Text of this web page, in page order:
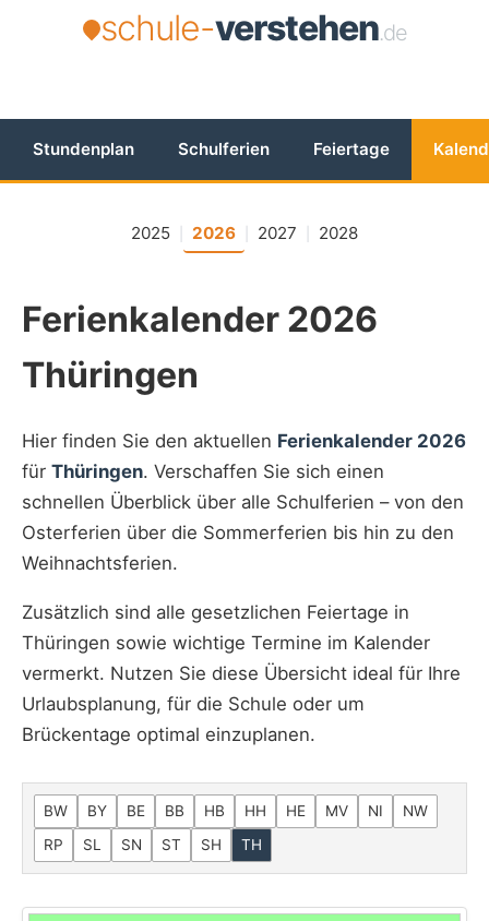
schule-verstehen.de
Stundenplan Schulferien Feiertage
2025 2026 2027 2028
Ferienkalender 2026
Thüringen
Hier finden Sie den aktuellen Ferienkalender 2026
für Thüringen. Verschaffen Sie sich einen
schnellen Überblick über alle Schulferien – von den
Osterferien über die Sommerferien bis hin zu den
Weihnachtsferien.
Zusätzlich sind alle gesetzlichen Feiertage in
Thüringen sowie wichtige Termine im Kalender
vermerkt. Nutzen Sie diese Übersicht ideal für Ihre
Urlaubsplanung, für die Schule oder um
Brückentage optimal einzuplanen.
BW BY BE BB HB HH HE MV NI
NW
RP
SL SN ST SH TH